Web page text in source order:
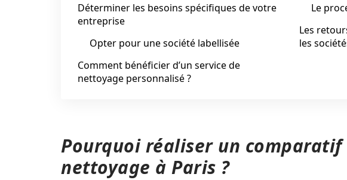
Déterminer les besoins spécifiques de votre
entreprise
Opter pour une société labellisée
Comment bénéficier d’un service de
nettoyage personnalisé ?
Le
Les
les
Pourquoi réaliser un comparatif
nettoyage à Paris ?